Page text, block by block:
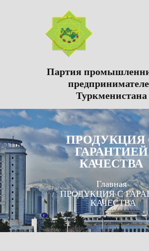
Партия
Туркменистана
ПРОДУКЦИЯ
ГАРАНТИЕЙ
КАЧЕСТВА
Главная
ПРОДУКЦИЯ С
КАЧЕСТВА